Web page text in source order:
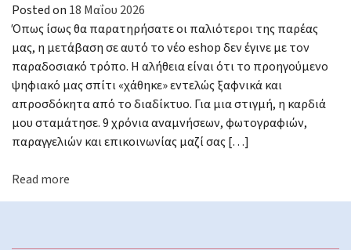
Posted on 18 Μαΐου 2026
Όπως ίσως θα παρατηρήσατε οι παλιότεροι της παρέας
μας, η μετάβαση σε αυτό το νέο eshop δεν έγινε με τον
παραδοσιακό τρόπο. Η αλήθεια είναι ότι το προηγούμενο
ψηφιακό μας σπίτι «χάθηκε» εντελώς ξαφνικά και
απροσδόκητα από το διαδίκτυο. Για μια στιγμή, η καρδιά
μου σταμάτησε. 9 χρόνια αναμνήσεων, φωτογραφιών,
παραγγελιών και επικοινωνίας μαζί σας […]
Read more